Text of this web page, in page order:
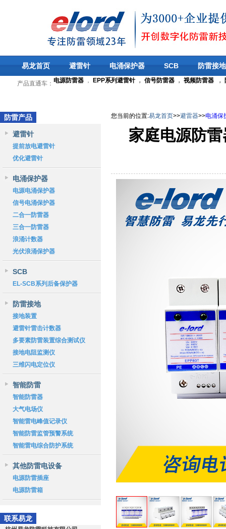
易龙首页 避雷针 电涌保护器 SCB 防雷接地
产品直通车： 电源防雷器 ， EPP系列避雷针， 信号防雷器 ， 视频防雷器 ，
防雷产品
避雷针
提前放电避雷针
优化避雷针
电涌保护器
电源电涌保护器
信号电涌保护器
二合一防雷器
三合一防雷器
浪涌计数器
光伏浪涌保护器
SCB
EL-SCB系列后备保护器
防雷接地
接地装置
避雷针雷击计数器
多要素防雷装置综合测试仪
接地电阻监测仪
三维闪电定位仪
智能防雷
智能防雷器
大气电场仪
智能雷电峰值记录仪
智能防雷监管预警系统
智能雷电综合防护系统
其他防雷电设备
电源防雷插座
电源防雷箱
联系易龙
您当前的位置:易龙首页>>避雷器>>电涌保
家庭电源防